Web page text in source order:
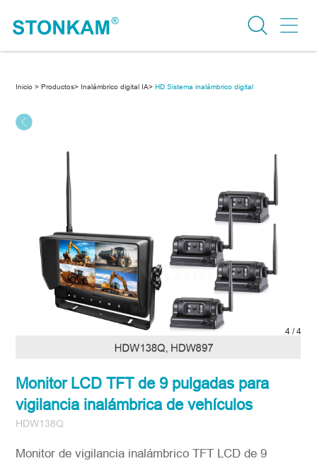
Inicio > Productos> Inalámbrico digital IA> HD Sistema inalámbrico digital
1 /4
Monitor LCD TFT de 9 pulgadas para
vigilancia inalámbrica de vehículos
HDW138Q
Monitor de vigilancia inalámbrico TFT LCD de 9